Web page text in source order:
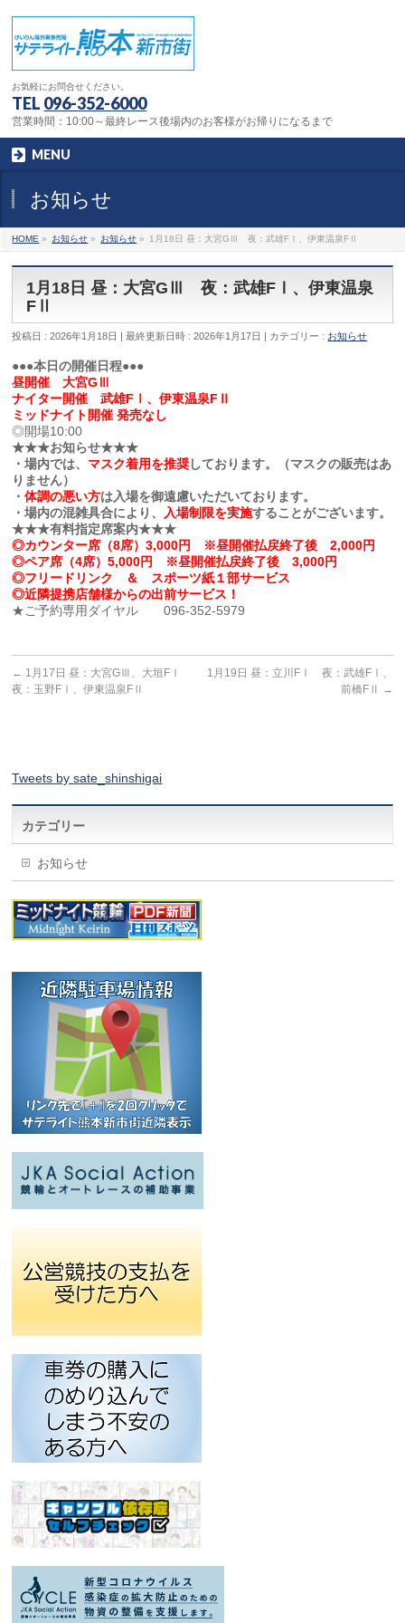
お気軽にお問合せください。
TEL 096-352-6000
営業時間：10:00～最終レース後場内のお客様がお帰りになるまで
MENU
お知らせ
HOME » お知らせ » お知らせ » 1月18日 昼：大宮GⅢ 夜：武雄FⅠ、伊東温泉FⅡ
1月18日 昼：大宮GⅢ 夜：武雄FⅠ、伊東温泉
FⅡ
投稿日 : 2026年1月18日 最終更新日時 : 2026年1月17日 カテゴリー : お知らせ
●●●本日の開催日程●●●
昼開催 大宮GⅢ
ナイター開催 武雄FⅠ、伊東温泉FⅡ
ミッドナイト開催 発売なし
◎開場10:00
★★★お知らせ★★★
・場内では、 マスク着用を推奨しております。（マスクの販売はあ
りません）
・体調の悪い方は入場を御遠慮いただいております。
・場内の混雑具合により、
入場制限を実施することがございます。
★★★有料指定席案内★★★
◎カウンター席（8席）3,000円 ※昼開催払戻終了後 2,000円
◎ペア席（4席）5,000円 ※昼開催払戻終了後 3,000円
◎フリードリンク ＆ スポーツ紙１部サービス
◎近隣提携店舗様からの出前サービス！
★ご予約専用ダイヤル 096-352-5979
← 1月17日 昼：大宮GⅢ、大垣FⅠ
夜：玉野FⅠ、伊東温泉FⅡ
1月19日 昼：立川FⅠ 夜：武雄FⅠ、
前橋FⅡ
→
Tweets by sate_shinshigai
カテゴリー
お知らせ